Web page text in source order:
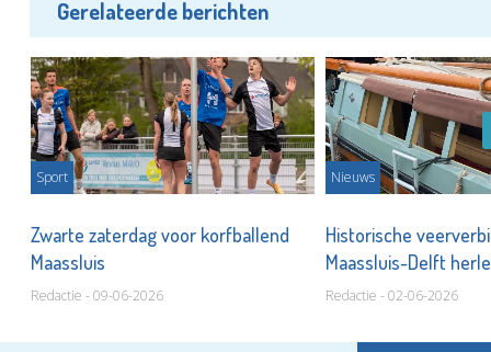
Gerelateerde berichten
Sport
Zwarte zaterdag voor korfballend
Maassluis
Redactie - 09-06-2026
Nieuws
Historische
Maassluis-Delft
Redactie - 02-06-2026